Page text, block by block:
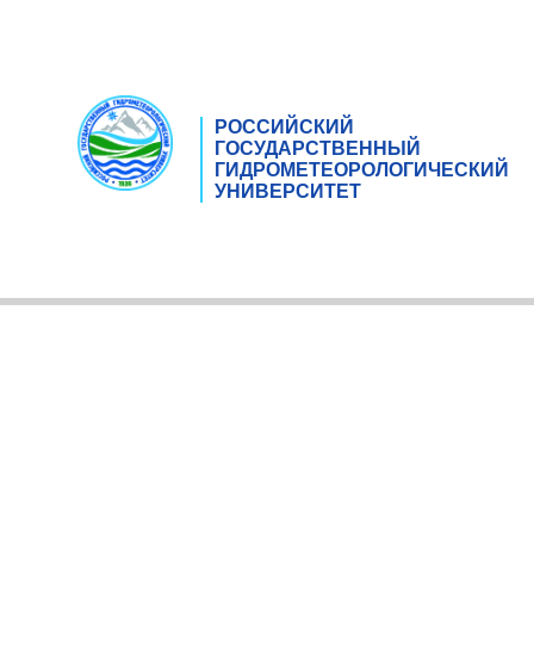
РОССИЙСКИЙ
ГОСУДАРСТВЕННЫЙ
ГИДРОМЕТЕОРОЛОГИЧЕСКИЙ
УНИВЕРСИТЕТ